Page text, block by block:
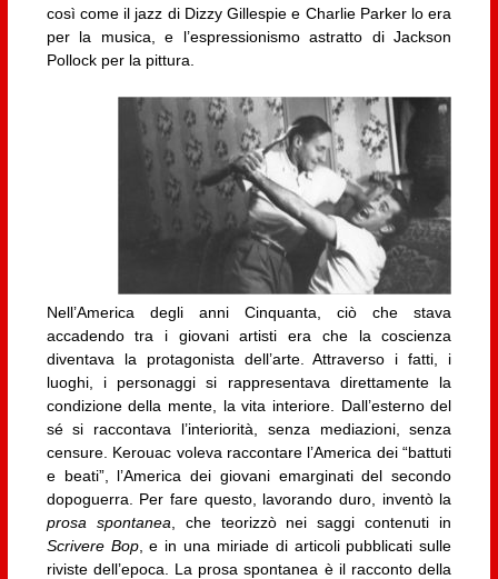
così come il jazz di Dizzy Gillespie e Charlie Parker lo era
per la musica, e l’espressionismo astratto di Jackson
Pollock per la pittura.
Nell’America degli anni Cinquanta, ciò che stava
accadendo tra i giovani artisti era che la coscienza
diventava la protagonista dell’arte. Attraverso i fatti, i
luoghi, i personaggi si rappresentava direttamente la
condizione della mente, la vita interiore. Dall’esterno del
sé si raccontava l’interiorità, senza mediazioni, senza
censure. Kerouac voleva raccontare l’America dei “battuti
e beati”, l’America dei giovani emarginati del secondo
dopoguerra. Per fare questo, lavorando duro, inventò la
prosa spontanea , che teorizzò nei saggi contenuti in
Scrivere Bop, e in una miriade di articoli pubblicati sulle
riviste dell’epoca. La prosa spontanea è il racconto della